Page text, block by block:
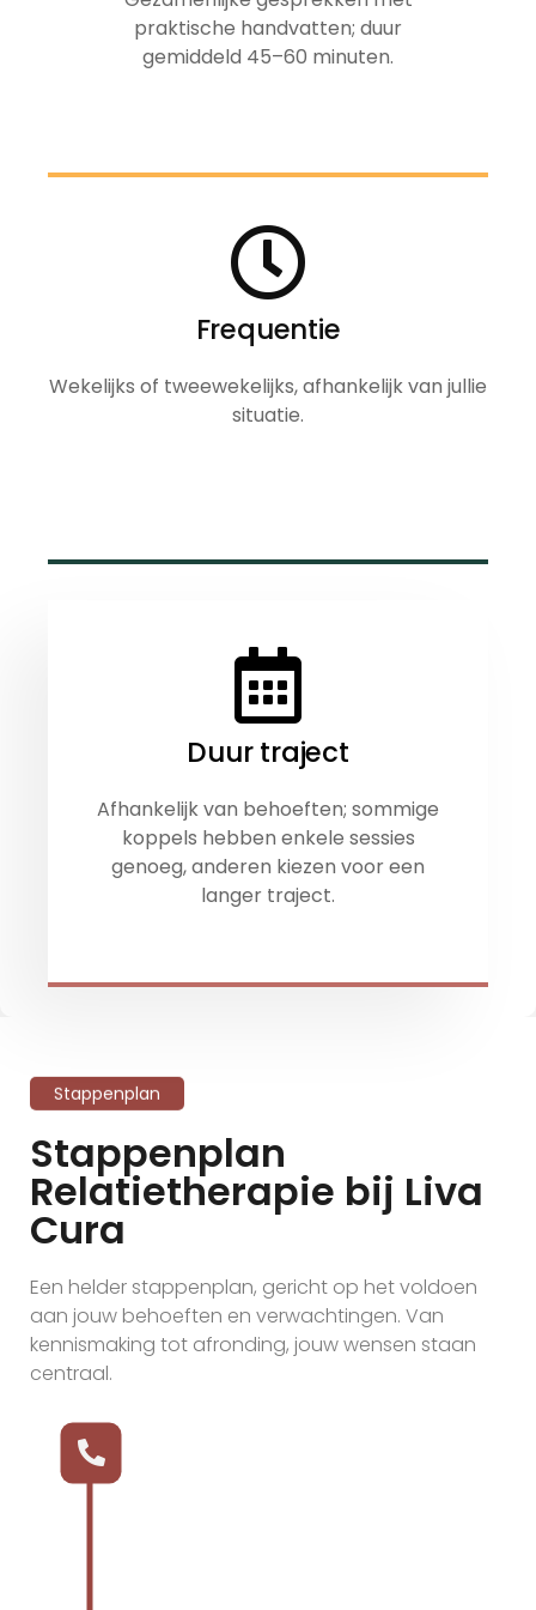
praktische handvatten; duur
gemiddeld 45–60 minuten.
Frequentie
Wekelijks of tweewekelijks, afhankelijk van jullie
situatie.‎
Duur traject
Afhankelijk van behoeften; sommige
koppels hebben enkele sessies
genoeg, anderen kiezen voor een
langer traject.
Stappenplan
Stappenplan
Relatietherapie bij Liva
Cura
Een helder stappenplan, gericht op het voldoen
aan jouw behoeften en verwachtingen. Van
kennismaking tot afronding, jouw wensen staan
centraal.